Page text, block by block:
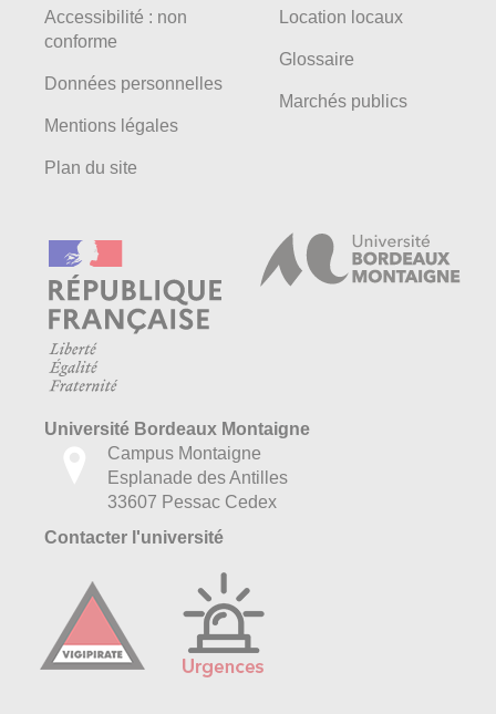
Accessibilité : non
conforme
Données personnelles
Mentions légales
Plan du site
Location locaux
Glossaire
Marchés publics
Université Bordeaux Montaigne
Campus Montaigne
Esplanade des Antilles
33607 Pessac Cedex
Contacter l'université